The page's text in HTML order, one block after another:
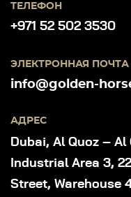
ТЕЛЕФОН
+971 52 502 3530
ЭЛЕКТРОННАЯ ПОЧТА
info@golden-
АДРЕС
Dubai, Al Quoz – Al
Industrial Area 3,
Street, Warehouse